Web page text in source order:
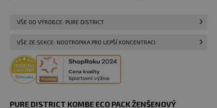
VŠE OD VÝROBCE: PURE DISTRICT
VŠE ZE SEKCE: NOOTROPIKA PRO LEPŠÍ KONCENTRACI
PURE DISTRICT KOMBE ECO PACK ŽENŠENOVÝ